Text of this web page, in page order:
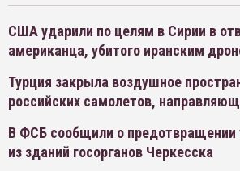
США ударили по целям в Сирии в
американца, убитого иранским
Турция закрыла воздушное
российских самолетов,
В ФСБ сообщили о предотвращении
из зданий госорганов Черкесска